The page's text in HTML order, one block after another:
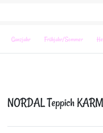
Ganzjahr Frühjahr/Sommer
NORDAL Teppich